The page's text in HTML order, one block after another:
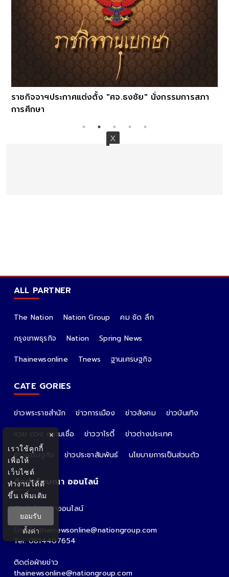
ราชกิจจาฯประกาศแต่งตั้ง "ศจ.ธงชัย" นั่งกรรมการสภา
การศึกษา
ALL PARTNER
The Nation Nation Group
คม ชัด ลึก
กรุงเทพธุรกิจ
Nation
Spring News
Thainewsonline
Tnews ฐานเศรษฐกิจ
CATE GORIES
ข่าวพระราชสำนัก ข่าวการเมือง ข่าวสังคม
ข่าวบันเทิง
หวย ดวง ความเชื่อ
ข่าววาไรตี้
ข่าวต่างประเทศ
ข่าวเศรษฐกิจ
ข่าวประชาสัมพันธ์ นโยบายการเป็นส่วนตัว
ติดต่อโฆษณา ออนไลน์
ติดต่อโฆษณาออนไลน์
คุณอ้อ
Email : thainewsonline@nationgroup.com
Tel: 0814407654
ติดต่อฝ่ายข่าว
thainewsonline@nationgroup.com
×
เราใช้คุกกี้
เพื่อให้
เว็บไซต์
ทำงานได้ดี
ขึ้น เพิ่มเติม
ยอมรับ
ตั้งค่า